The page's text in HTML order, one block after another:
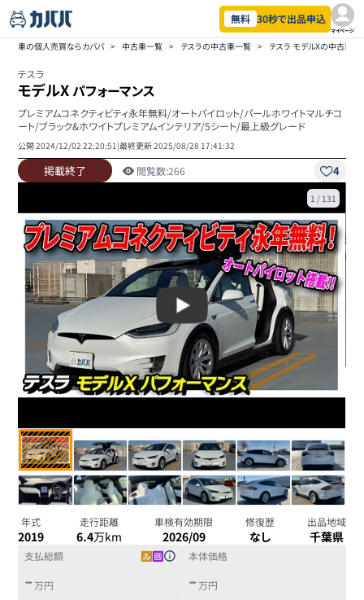
無料 30秒で出品申込
マイページ
車の個人売買ならカババ > 中古車一覧 > テスラの中古車一覧 > テスラ モデルXの中古車一
テスラ
モデルXパフォーマンス
プレミアムコネクティビティ永年無料/オートパイロット/パールホワイトマルチコ
ート/ブラック&ホワイトプレミアムインテリア/5シート/最上級グレード
公開2024/12/02 22:20:51|最終更新2025/08/28 17:41:32
掲載終了 閲覧数:266 4
1 / 131
年式
2019
走行距離
6.4万km
車検有効期限
2026/09
修復歴
なし
出品地域
千葉県
支払総額
- 万円
本体価格
- 万円